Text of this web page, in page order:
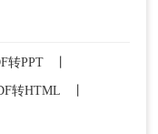
转PPT
转HTML